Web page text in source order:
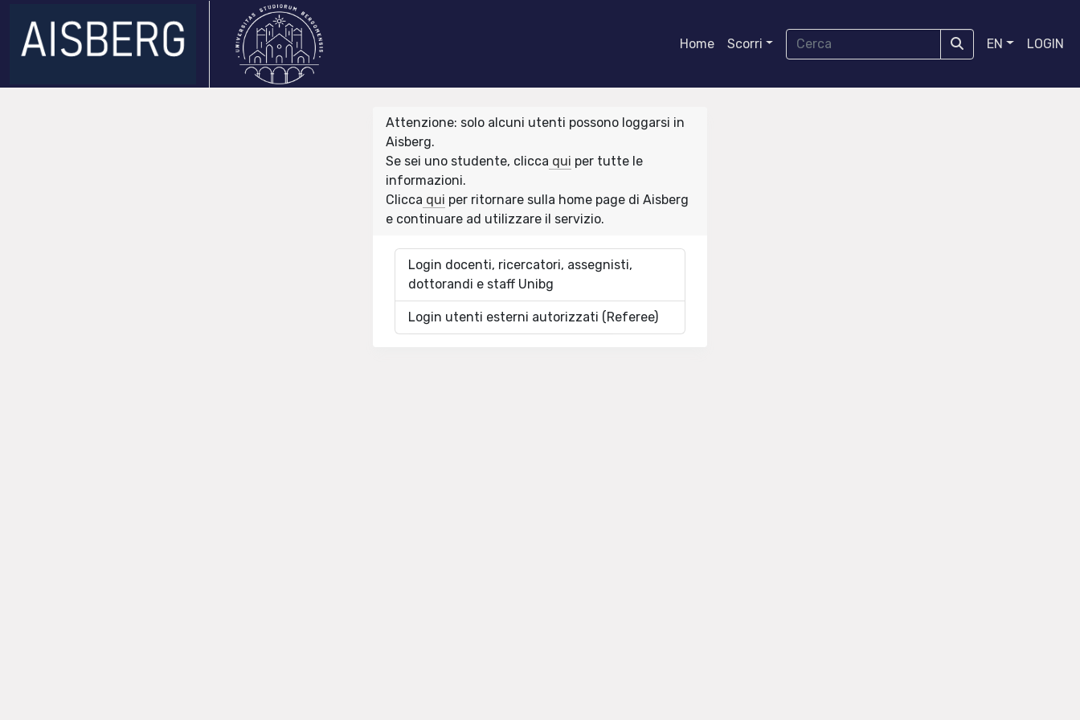
Home Scorri EN LOGIN
Attenzione: solo alcuni utenti possono loggarsi in
Aisberg.
Se sei uno studente, clicca qui per tutte le
informazioni.
Clicca qui per ritornare sulla home page di Aisberg
e continuare ad utilizzare il servizio.
Login docenti, ricercatori, assegnisti,
dottorandi e staff Unibg
Login utenti esterni autorizzati (Referee)